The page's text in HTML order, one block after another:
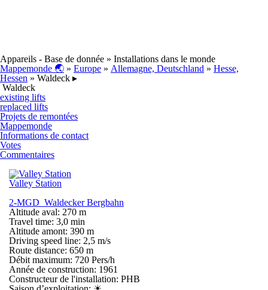
Appareils - Base de donnée » Installations dans le monde
Mappemonde 🌏 » Europe » Allemagne, Deutschland » Hesse,
Hessen » Waldeck ▸
Waldeck
existing lifts
replaced lifts
Projets de remontées
Mappemonde
Informations de contact
Votes
Commentaires
Valley Station
2-MGD Waldecker Bergbahn
Altitude aval: 270 m
Travel time: 3,0 min
Altitude amont: 390 m
Driving speed line: 2,5 m/s
Route distance: 650 m
Débit maximum: 720 Pers/h
Année de construction: 1961
Constructeur de l'installation: PHB